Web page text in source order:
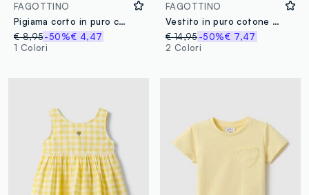
FAGOTTINO
Pigiama corto in puro cotone viola da neonata regular fit con stampa
€ 8,95-50%€ 4,47
1 Colori
FAGOTTINO
Vestito in puro cotone a quadri multicolor da bimba regular fit
€ 14,95 -50%€ 7,47
2 Colori